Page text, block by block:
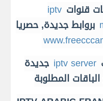
قنوات iptv
بروابط جديدة, حصريا
iptv server جديدة
المطلوبة